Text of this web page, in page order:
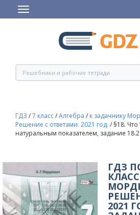
ГДЗ /7 класс/Алгебра / к задачнику
Решение с ответами. 2021 год. /§18. Что
натуральным показателем, задание
ГДЗ
2021